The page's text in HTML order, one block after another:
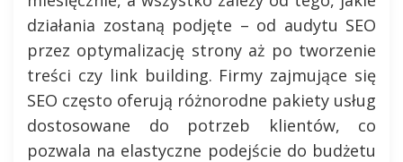
działania zostaną podjęte – od audytu SEO
przez optymalizację strony aż po tworzenie
treści czy link building. Firmy zajmujące się
SEO często oferują różnorodne pakiety usług
dostosowane do potrzeb klientów, co
pozwala na elastyczne podejście do budżetu